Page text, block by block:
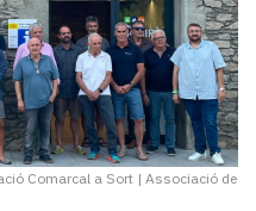
Comarcal a Sort | Associació de